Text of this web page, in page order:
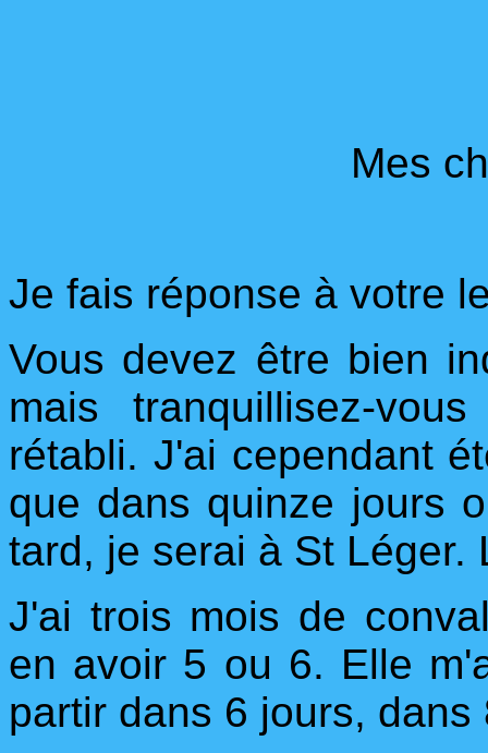
Mes
Je fais réponse à votre
Vous devez être bien
mais tranquillisez-
rétabli. J'ai cependant
que dans quinze jours
tard, je serai à St Léger.
J'ai trois mois de
en avoir 5 ou 6. Elle
partir dans 6 jours,